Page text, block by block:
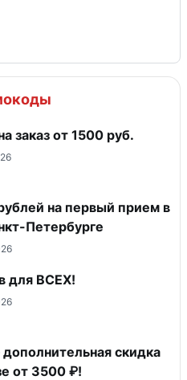
заказ от 1500 руб.
на первый прием в
Петербурге
для ВСЕХ!
скидка
от 3500 ₽!